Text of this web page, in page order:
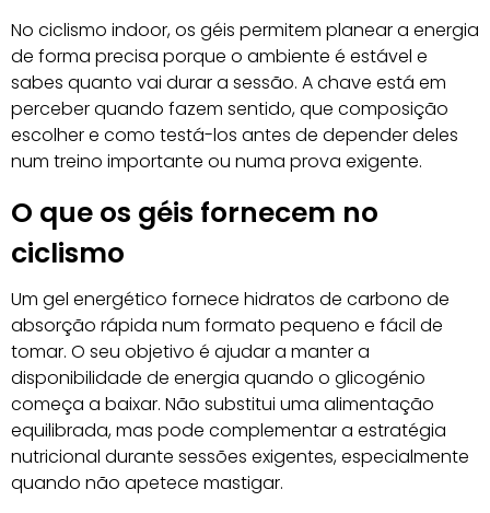
No ciclismo indoor, os géis permitem planear a energia
de forma precisa porque o ambiente é estável e
sabes quanto vai durar a sessão. A chave está em
perceber quando fazem sentido, que composição
escolher e como testá-los antes de depender deles
num treino importante ou numa prova exigente.
O que os géis fornecem no
ciclismo
Um gel energético fornece hidratos de carbono de
absorção rápida num formato pequeno e fácil de
tomar. O seu objetivo é ajudar a manter a
disponibilidade de energia quando o glicogénio
começa a baixar. Não substitui uma alimentação
equilibrada, mas pode complementar a estratégia
nutricional durante sessões exigentes, especialmente
quando não apetece mastigar.